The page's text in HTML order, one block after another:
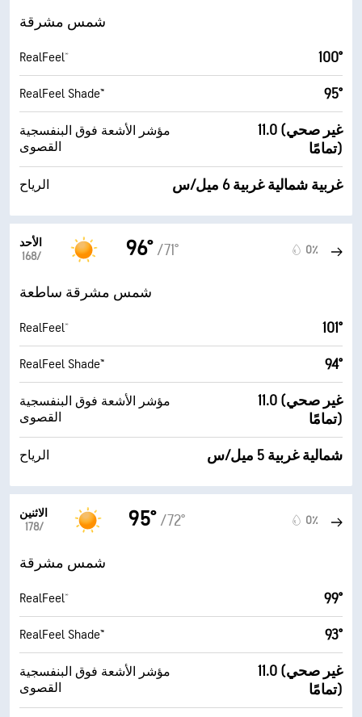
شمس مشرقة
RealFeel® 100°
RealFeel Shade™ 95°
مؤشر الأشعة فوق البنفسجية
القصوى
11.0 (غير صحي
تمامًا)
الرياح غربية شمالية غربية 6 ميل/س
الأحد
16‏/‏8
96° /71° 0٪
شمس مشرقة ساطعة
RealFeel® 101°
RealFeel Shade™ 94°
مؤشر الأشعة فوق البنفسجية
القصوى
11.0 (غير صحي
تمامًا)
الرياح شمالية غربية 5 ميل/س
الاثنين
17‏/‏8
95° /72° 0٪
شمس مشرقة
RealFeel® 99°
RealFeel Shade™ 93°
مؤشر الأشعة فوق البنفسجية
القصوى
11.0 (غير صحي
تمامًا)